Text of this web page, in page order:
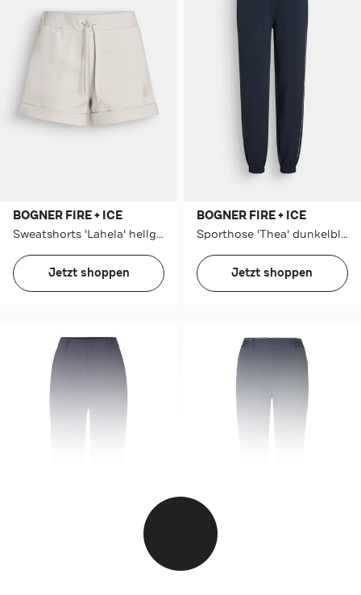
BOGNER FIRE + ICE
Sweatshorts 'Lahela' hellgrau
Jetzt shoppen
BOGNER FIRE + ICE
Sporthose 'Thea' dunkelblau
Jetzt shoppen